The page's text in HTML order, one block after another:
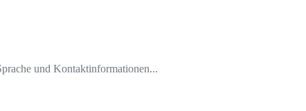
und Kontaktinformationen...